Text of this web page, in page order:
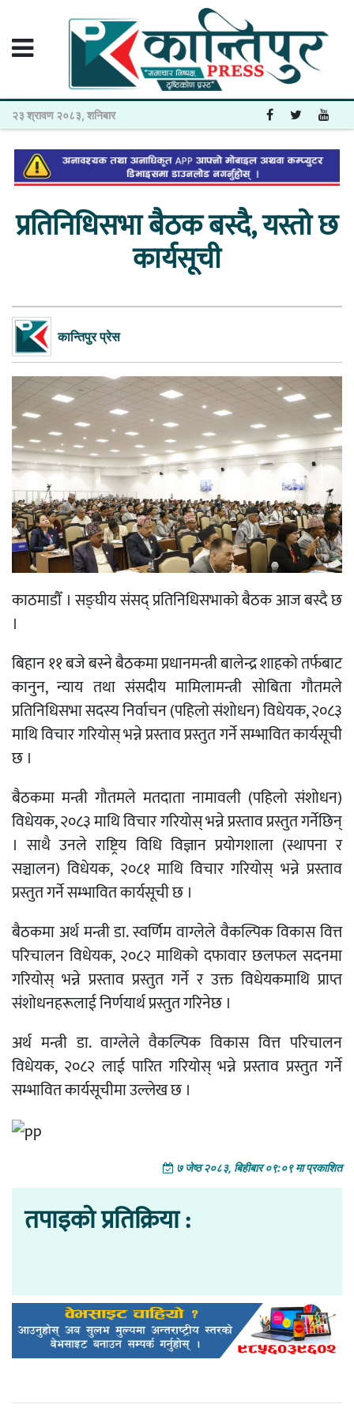
२३ श्रावण २०८३, शनिबार
प्रतिनिधिसभा बैठक बस्दै, यस्तो छ
कार्यसूची
कान्तिपुर प्रेस
काठमाडौँ । सङ्घीय संसद् प्रतिनिधिसभाको बैठक आज बस्दै छ
।
बिहान ११ बजे बस्ने बैठकमा प्रधानमन्त्री बालेन्द्र शाहको तर्फबाट
कानुन, न्याय तथा संसदीय मामिलामन्त्री सोबिता गौतमले
प्रतिनिधिसभा सदस्य निर्वाचन (पहिलो संशोधन) विधेयक, २०८३
माथि विचार गरियोस् भन्ने प्रस्ताव प्रस्तुत गर्ने सम्भावित कार्यसूची
छ ।
बैठकमा मन्त्री गौतमले मतदाता नामावली (पहिलो संशोधन)
विधेयक, २०८३ माथि विचार गरियोस् भन्ने प्रस्ताव प्रस्तुत गर्नेछिन्
। साथै उनले राष्ट्रिय विधि विज्ञान प्रयोगशाला (स्थापना र
सञ्चालन) विधेयक, २०८१ माथि विचार गरियोस् भन्ने प्रस्ताव
प्रस्तुत गर्ने सम्भावित कार्यसूची छ ।
बैठकमा अर्थ मन्त्री डा. स्वर्णिम वाग्लेले वैकल्पिक विकास वित्त
परिचालन विधेयक, २०८२ माथिको दफावार छलफल सदनमा
गरियोस् भन्ने प्रस्ताव प्रस्तुत गर्ने र उक्त विधेयकमाथि प्राप्त
संशोधनहरूलाई निर्णयार्थ प्रस्तुत गरिनेछ ।
अर्थ मन्त्री डा. वाग्लेले वैकल्पिक विकास वित्त परिचालन
विधेयक, २०८२ लाई पारित गरियोस् भन्ने प्रस्ताव प्रस्तुत गर्ने
सम्भावित कार्यसूचीमा उल्लेख छ ।
७ जेष्ठ २०८३, बिहीबार ०९:०९ मा प्रकाशित
तपाइको प्रतिक्रिया :